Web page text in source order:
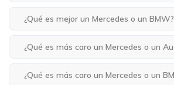
¿Qué es mejor un Mercedes o un BMW?
¿Qué es más caro un Mercedes o un
¿Qué es más caro un Mercedes o un